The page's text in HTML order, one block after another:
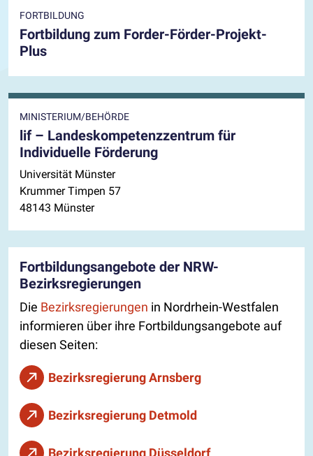
FORTBILDUNG
Fortbildung zum Forder-Förder-Projekt-
Plus
MINISTERIUM/BEHÖRDE
lif – Landeskompetenzzentrum für
Individuelle Förderung
Universität Münster
Krummer Timpen 57
48143 Münster
Fortbildungsangebote der NRW-
Bezirksregierungen
Die Bezirksregierungen in Nordrhein-Westfalen
informieren über ihre Fortbildungsangebote auf
diesen Seiten:
Bezirksregierung Arnsberg
Bezirksregierung Detmold
Bezirksregierung Düsseldorf